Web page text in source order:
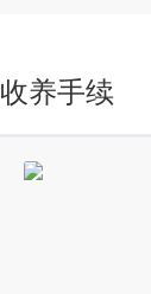
收养手续